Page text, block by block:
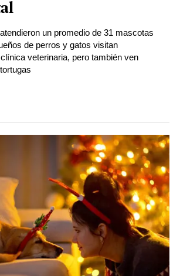
un promedio de 31 mascotas
de perros y gatos visitan
veterinaria, pero también ven